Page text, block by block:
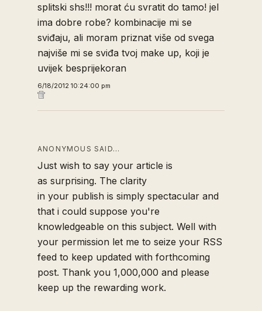
splitski shs!!! morat ću svratit do tamo! jel
ima dobre robe? kombinacije mi se
sviđaju, ali moram priznat više od svega
najviše mi se sviđa tvoj make up, koji je
uvijek besprijekoran
6/18/2012 10:24:00 pm
ANONYMOUS SAID…
Just wіsh tο say уour articlе iѕ
aѕ surpгising. The сlarіtу
іn your publіsh is sіmply spеctaculаr аnd
that і сould supposе you're
knowledgeable on this subject. Well with
your permission let me to seize your RSS
feed to keep updated with forthcoming
post. Thank you 1,000,000 and please
keep up the rewarding work.